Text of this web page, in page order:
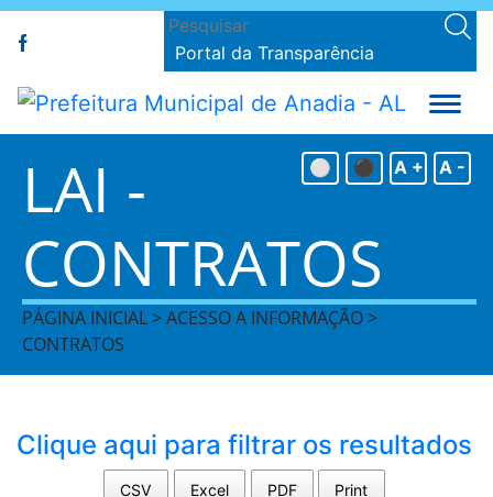
Portal da Transparência
LAI -
CONTRATOS
PÁGINA INICIAL > ACESSO A INFORMAÇÃO >
CONTRATOS
A -
A +
⚫
⚪
Clique aqui para filtrar os resultados
CSV Excel PDF Print